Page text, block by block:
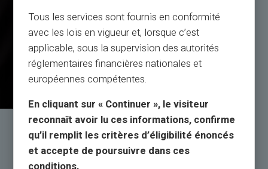
Service & Support av
riktiga människor, inte bots
Tous les services sont fournis en conformité
avec les lois en vigueur et, lorsque c’est
applicable, sous la supervision des autorités
réglementaires financières nationales et
européennes compétentes.
En cliquant sur « Continuer », le visiteur
reconnaît avoir lu ces informations, confirme
qu’il remplit les critères d’éligibilité énoncés
et accepte de poursuivre dans ces